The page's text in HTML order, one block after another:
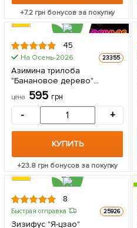
+7.2грн бонусов за покупку
45
На Осень-2026 23355
Азимина трилоба
"Банановое дерево"
(перекрестное опыление,
возраст саженца 1 год,
садить по 2 шт) 1 саженец в
упаковке
цена 595грн
- +
КУПИТЬ
+23.8грн бонусов за покупку
8
Быстрая отправка 25926
Зизифус "Я-цзао"